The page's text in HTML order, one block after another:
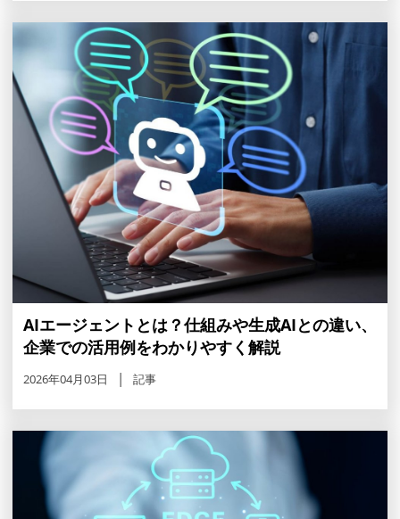
AIエージェントとは？仕組みや生成AIとの違い、
企業での活用例をわかりやすく解説
2026年04月03日 記事